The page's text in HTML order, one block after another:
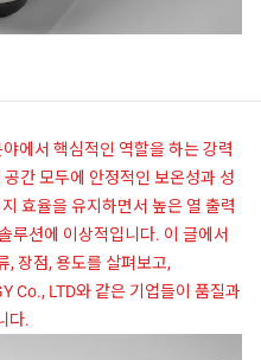
에서 핵심적인 역할을 하는 강력
간 모두에 안정적인 보온성과 성
효율을 유지하면서 높은 열 출력
루션에 이상적입니다. 이 글에서
, 장점, 용도를 살펴보고,
Co., LTD와 같은 기업들이 품질과
다.